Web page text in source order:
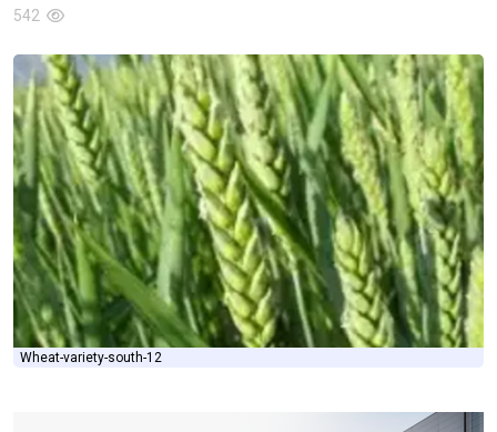
542
Wheat-variety-south-12